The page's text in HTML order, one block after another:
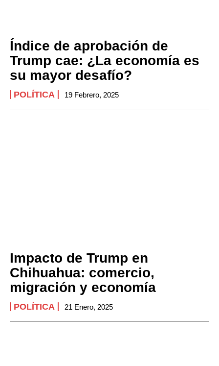
Índice de aprobación de
Trump cae: ¿La economía es
su mayor desafío?
POLÍTICA 19 Febrero, 2025
Impacto de Trump en
Chihuahua: comercio,
migración y economía
POLÍTICA 21 Enero, 2025